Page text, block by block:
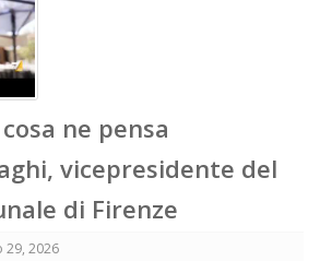
ne pensa
vicepresidente del
di Firenze
29, 2026